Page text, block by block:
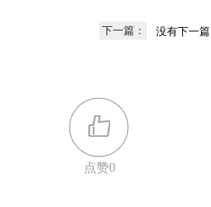
下一篇： 没有下一篇
点赞0